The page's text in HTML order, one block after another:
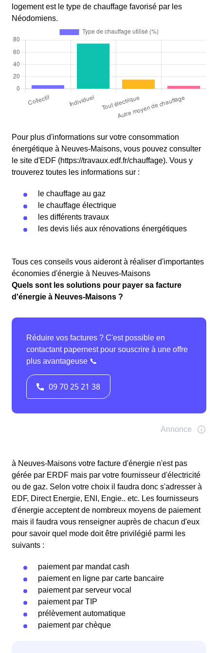
logement est le type de chauffage favorisé par les
Néodomiens.
Pour plus d'informations sur votre consommation
énergétique à Neuves-Maisons, vous pouvez consulter
le site d'EDF (https://travaux.edf.fr/chauffage). Vous y
trouverez toutes les informations sur :
le chauffage au gaz
le chauffage électrique
les différents travaux
les devis liés aux rénovations énergétiques
Tous ces conseils vous aideront à réaliser d'importantes
économies d'énergie à Neuves-Maisons
Quels sont les solutions pour payer sa facture
d'énergie à Neuves-Maisons ?
à Neuves-Maisons votre facture d'énergie n'est pas
gérée par ERDF mais par votre fournisseur d'électricité
ou de gaz. Selon votre choix il faudra donc s'adresser à
EDF, Direct Energie, ENI, Engie.. etc. Les fournisseurs
d'énergie acceptent de nombreux moyens de paiement
mais il faudra vous renseigner auprès de chacun d'eux
pour savoir quel mode doit être privilégié parmi les
suivants :
paiement par mandat cash
paiement en ligne par carte bancaire
paiement par serveur vocal
paiement par TIP
prélèvement automatique
paiement par chèque